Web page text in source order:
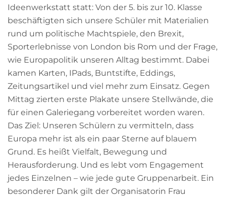
Ideenwerkstatt statt: Von der 5. bis zur 10. Klasse
beschäftigten sich unsere Schüler mit Materialien
rund um politische Machtspiele, den Brexit,
Sporterlebnisse von London bis Rom und der Frage,
wie Europapolitik unseren Alltag bestimmt. Dabei
kamen Karten, IPads, Buntstifte, Eddings,
Zeitungsartikel und viel mehr zum Einsatz. Gegen
Mittag zierten erste Plakate unsere Stellwände, die
für einen Galeriegang vorbereitet worden waren.
Das Ziel: Unseren Schülern zu vermitteln, dass
Europa mehr ist als ein paar Sterne auf blauem
Grund. Es heißt Vielfalt, Bewegung und
Herausforderung. Und es lebt vom Engagement
jedes Einzelnen – wie jede gute Gruppenarbeit. Ein
besonderer Dank gilt der Organisatorin Frau